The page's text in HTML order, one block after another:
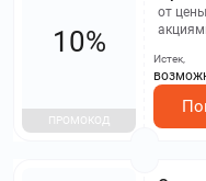
от
10%
ПРОМОКОД
Истек,